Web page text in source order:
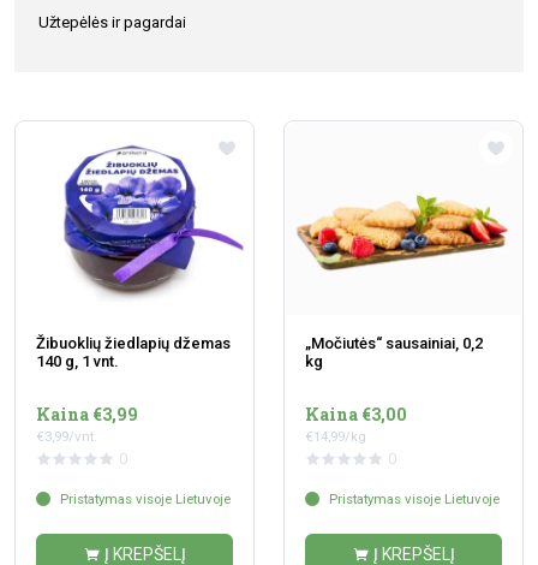
Užtepėlės ir pagardai
Žibuoklių žiedlapių džemas
140 g, 1 vnt.
Kaina €3,99
€3,99/vnt.
0
Pristatymas visoje Lietuvoje
Į KREPŠELĮ
„Močiutės“ sausainiai, 0,2
kg
Kaina €3,00
€14,99/kg
0
Pristatymas visoje Lietuvoje
Į KREPŠELĮ